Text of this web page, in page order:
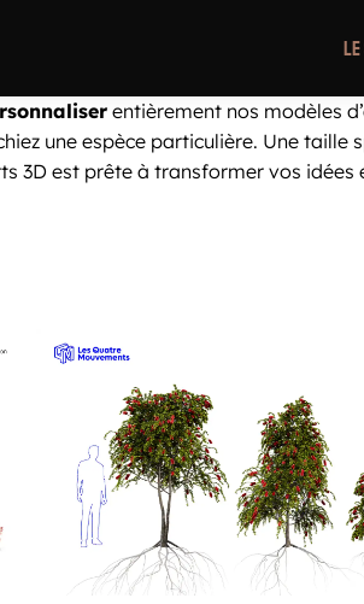
entièrement nos modèles
une espèce particulière. Une
3D est prête à transformer vos idées